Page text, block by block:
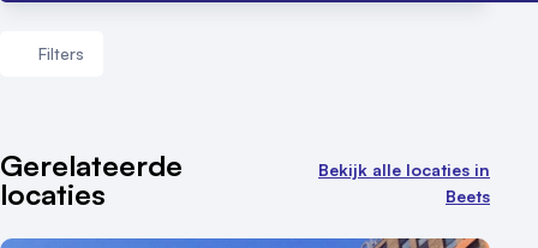
Filters
Aantal zalen
1 - 5 zalen
Gerelateerde
locaties
Bekijk alle locaties in
Beets